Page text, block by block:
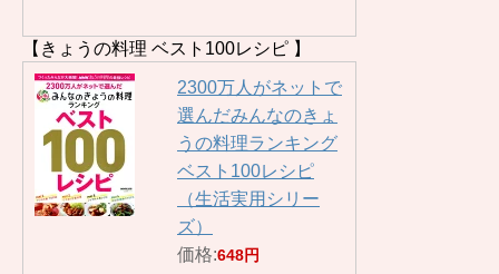
【きょうの料理 ベスト100レシピ 】
2300万人がネットで
選んだみんなのきょ
うの料理ランキング
ベスト100レシピ
（生活実用シリー
ズ）
価格:648円